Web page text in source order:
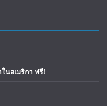
นอเมริกา ฟรี!